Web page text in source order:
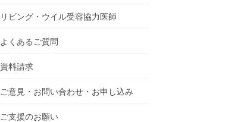
リビング・ウイル受容協力医師
よくあるご質問
資料請求
ご意見・お問い合わせ・お申し込み
ご支援のお願い